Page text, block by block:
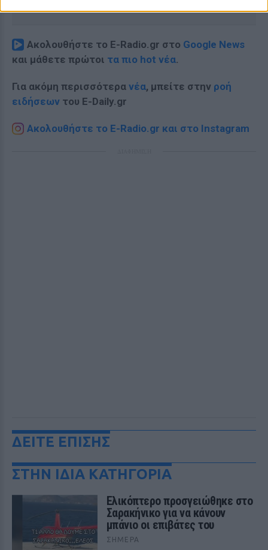
Ακολουθήστε το E-Radio.gr στο Google News
και μάθετε πρώτοι τα πιο hot νέα.
Για ακόμη περισσότερα νέα, μπείτε στην ροή
ειδήσεων του E-Daily.gr
Ακολουθήστε το E-Radio.gr και στο Instagram
ΔΕΙΤΕ ΕΠΙΣΗΣ
ΣΤΗΝ ΙΔΙΑ ΚΑΤΗΓΟΡΙΑ
Ελικόπτερο προσγειώθηκε στο
Σαρακήνικο για να κάνουν
μπάνιο οι επιβάτες του
ΣΉΜΕΡΑ